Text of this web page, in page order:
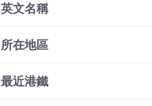
英文名稱
所在地區
最近港鐵